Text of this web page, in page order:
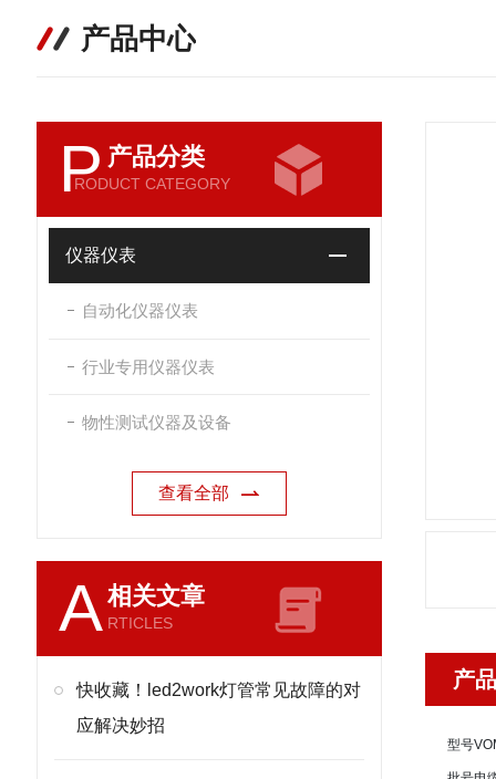
产品中心
P 产品分类
RODUCT CATEGORY
仪器仪表
自动化仪器仪表
行业专用仪器仪表
物性测试仪器及设备
查看全部
A相关文章
RTICLES
快收藏！led2work灯管常见故障的对
应解决妙招
产
型号